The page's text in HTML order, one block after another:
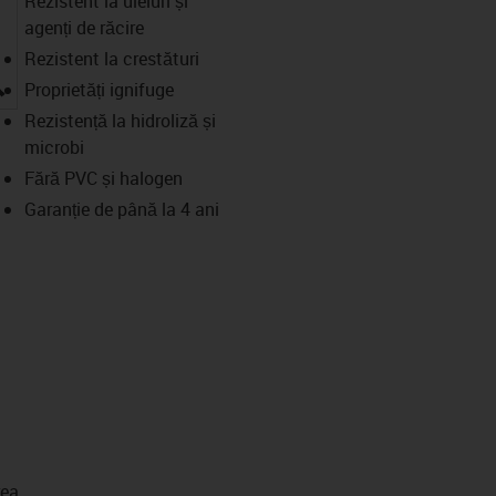
igus-icon-lupe
agenți de răcire
Rezistent la crestături
Proprietăți ignifuge
Rezistență la hidroliză și
microbi
Fără PVC și halogen
Garanție de până la 4 ani